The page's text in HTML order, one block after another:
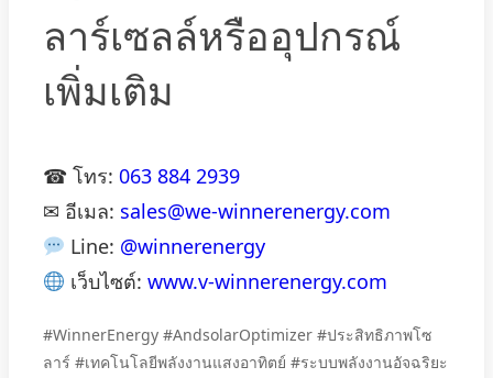
ลาร์เซลล์หรืออุปกรณ์
เพิ่มเติม
☎ โทร: 063 884 2939
✉ อีเมล: sales@we-winnerenergy.com
Line: @winnerenergy
เว็บไซต์:www.v-winnerenergy.com
#WinnerEnergy #AndsolarOptimizer #ประสิทธิภาพโซ
ลาร์ #เทคโนโลยีพลังงานแสงอาทิตย์ #ระบบพลังงานอัจฉริยะ